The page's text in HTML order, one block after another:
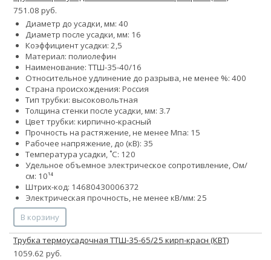
751.08 руб.
Диаметр до усадки, мм: 40
Диаметр после усадки, мм: 16
Коэффициент усадки: 2,5
Материал: полиолефин
Наименование: ТТШ-35-40/16
Относительное удлинение до разрыва, не менее %: 400
Страна происхождения: Россия
Тип трубки: высоковольтная
Толщина стенки после усадки, мм: 3.7
Цвет трубки: кирпично-красный
Прочность на растяжение, не менее Мпа: 15
Рабочее напряжение, до (кВ): 35
Температура усадки, ˚С: 120
Удельное объемное электрическое сопротивление, Ом/
см: 10¹⁴
Штрих-код: 14680430006372
Электрическая прочность, не менее кВ/мм: 25
В корзину
Трубка термоусадочная ТТШ-35-65/25 кирп-красн (КВТ)
1059.62 руб.